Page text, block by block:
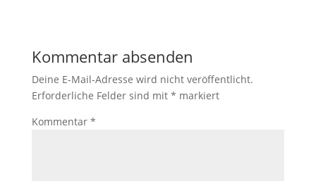
Kommentar absenden
Deine E-Mail-Adresse wird nicht veröffentlicht.
Erforderliche Felder sind mit * markiert
Kommentar *